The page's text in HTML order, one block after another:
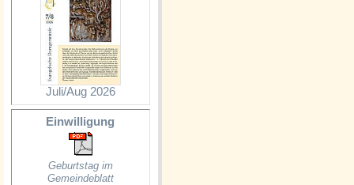
Juli/Aug 2026
Einwilligung
Geburtstag im
Gemeindeblatt